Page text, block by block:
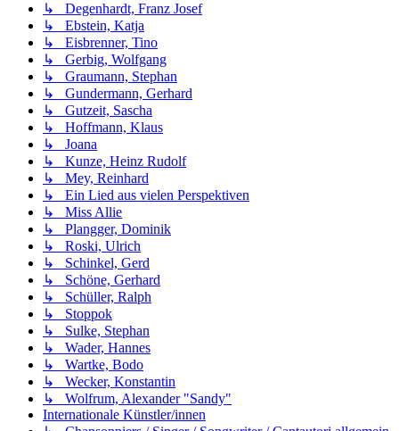
↳ Degenhardt, Franz Josef
↳ Ebstein, Katja
↳ Eisbrenner, Tino
↳ Gerbig, Wolfgang
↳ Graumann, Stephan
↳ Gundermann, Gerhard
↳ Gutzeit, Sascha
↳ Hoffmann, Klaus
↳ Joana
↳ Kunze, Heinz Rudolf
↳ Mey, Reinhard
↳ Ein Lied aus vielen Perspektiven
↳ Miss Allie
↳ Plangger, Dominik
↳ Roski, Ulrich
↳ Schinkel, Gerd
↳ Schöne, Gerhard
↳ Schüller, Ralph
↳ Stoppok
↳ Sulke, Stephan
↳ Wader, Hannes
↳ Wartke, Bodo
↳ Wecker, Konstantin
↳ Wolfrum, Alexander "Sandy"
Internationale Künstler/innen